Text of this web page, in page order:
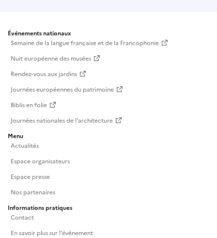
Événements nationaux
Semaine de la langue française et de la Francophonie
Nuit européenne des musées
Rendez-vous aux jardins
Journées européennes du patrimoine
Biblis en folie
Journées nationales de l'architecture
Menu
Actualités
Espace organisateurs
Espace presse
Nos partenaires
Informations pratiques
Contact
En savoir plus sur l'événement